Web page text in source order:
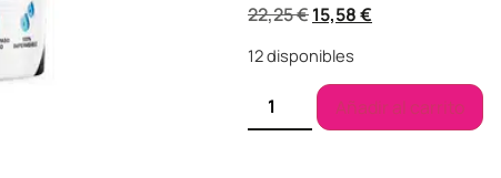
22,25€15,58€
12 disponibles
Añadir al carrito